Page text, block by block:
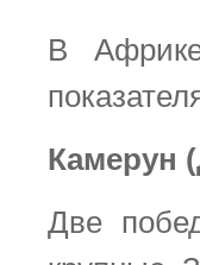
В
Камерун
Две